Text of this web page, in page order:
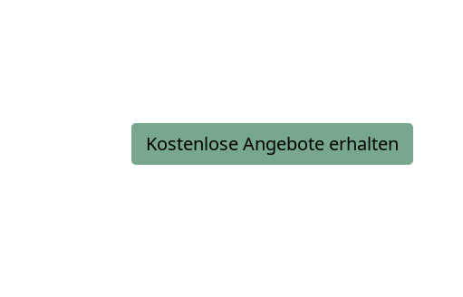
Kostenlose Angebote erhalten